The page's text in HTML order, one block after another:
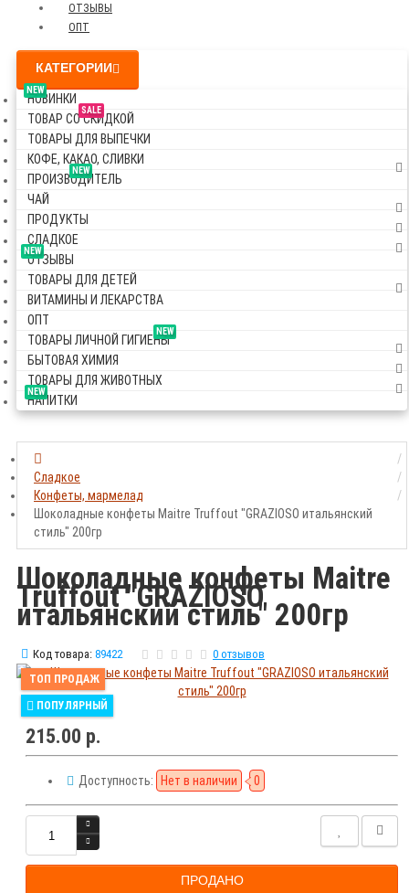
ОТЗЫВЫ
ОПТ
КАТЕГОРИИ
NEW
НОВИНКИ
SALE
ТОВАР СО СКИДКОЙ
ТОВАРЫ ДЛЯ ВЫПЕЧКИ
КОФЕ, КАКАО, СЛИВКИ
NEW
ПРОИЗВОДИТЕЛЬ
ЧАЙ
ПРОДУКТЫ
СЛАДКОЕ
NEW
ОТЗЫВЫ
ТОВАРЫ ДЛЯ ДЕТЕЙ
ВИТАМИНЫ И ЛЕКАРСТВА
ОПТ
NEW
ТОВАРЫ ЛИЧНОЙ ГИГИЕНЫ
БЫТОВАЯ ХИМИЯ
ТОВАРЫ ДЛЯ ЖИВОТНЫХ
NEW
НАПИТКИ
Сладкое
Конфеты, мармелад
Шоколадные конфеты Maitre Truffout "GRAZIOSO итальянский
стиль" 200гр
Шоколадные конфеты Maitre
Truffout "GRAZIOSO
итальянский стиль" 200гр
Код товара: 89422 0 отзывов
ТОП ПРОДАЖ
ПОПУЛЯРНЫЙ
215.00 р.
Доступность: Нет в наличии 0
ПРОДАНО